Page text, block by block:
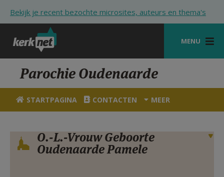
Bekijk je recent bezochte microsites, auteurs en thema's
MENU
STARTPAGINA
KERK
VIERINGEN
SHOP
ZOEKEN
Parochie Oudenaarde
STARTPAGINA CONTACTEN MEER
Verbergen
O.-L.-Vrouw Geboorte
Oudenaarde Pamele